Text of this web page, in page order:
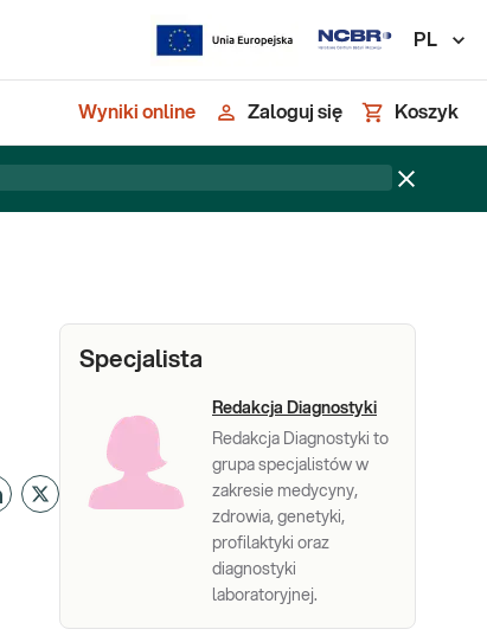
PL
Wyniki online Zaloguj się Koszyk
Specjalista
Redakcja Diagnostyki
Redakcja Diagnostyki to
grupa specjalistów w
zakresie medycyny,
zdrowia, genetyki,
profilaktyki oraz
diagnostyki
laboratoryjnej.